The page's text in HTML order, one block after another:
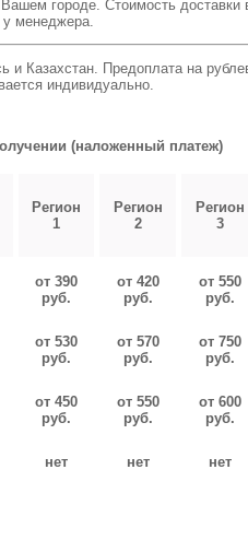
городе. Стоимость доставки
менеджера.
и Казахстан. Предоплата на
индивидуально.
(наложенный платеж)
Регион
1
Регион
2
Регион
3
от 390
руб.
от 420
руб.
от 550
руб.
от 530
руб.
от 570
руб.
от 750
руб.
от 450
руб.
от 550
руб.
от 600
руб.
нет нет нет